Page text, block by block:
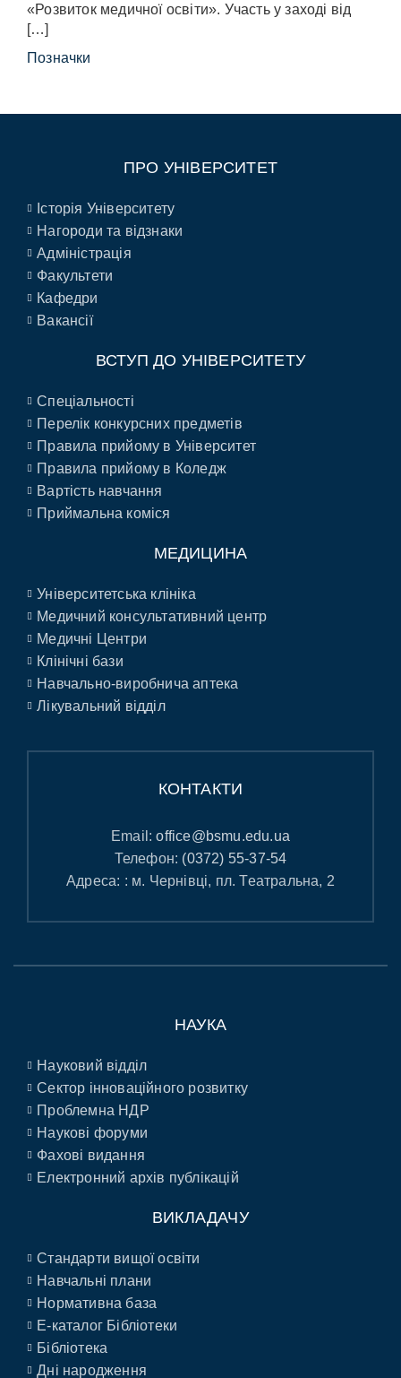
«Розвиток медичної освіти». Участь у заході від
[…]
Позначки
ПРО УНІВЕРСИТЕТ
Історія Університету
Нагороди та відзнаки
Адміністрація
Факультети
Кафедри
Вакансії
ВСТУП ДО УНІВЕРСИТЕТУ
Спеціальності
Перелік конкурсних предметів
Правила прийому в Університет
Правила прийому в Коледж
Вартість навчання
Приймальна коміся
МЕДИЦИНА
Університетська клініка
Медичний консультативний центр
Медичні Центри
Клінічні бази
Навчально-виробнича аптека
Лікувальний відділ
КОНТАКТИ
Email:office@bsmu.edu.ua
Телефон: (0372) 55-37-54
Адреса: : м. Чернівці, пл. Театральна, 2
НАУКА
Науковий відділ
Сектор інноваційного розвитку
Проблемна НДР
Наукові форуми
Фахові видання
Електронний архів публікацій
ВИКЛАДАЧУ
Стандарти вищої освіти
Навчальні плани
Нормативна база
E-каталог Бібліотеки
Бібліотека
Дні народження